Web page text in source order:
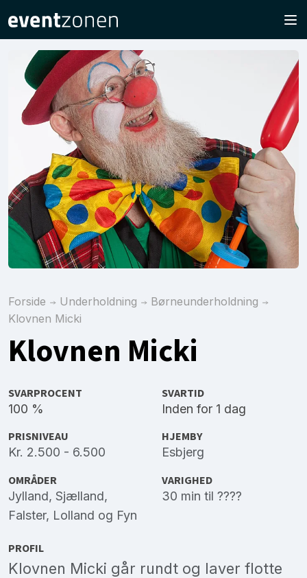
Forside Underholdning
Børneunderholdning
Klovnen Micki
Klovnen Micki
SVARPROCENT
100 %
SVARTID
Inden for 1 dag
PRISNIVEAU
Kr. 2.500 - 6.500
HJEMBY
Esbjerg
OMRÅDER
Jylland, Sjælland,
Falster, Lolland og Fyn
VARIGHED
30 min til ????
PROFIL
Klovnen Micki går rundt og laver flotte